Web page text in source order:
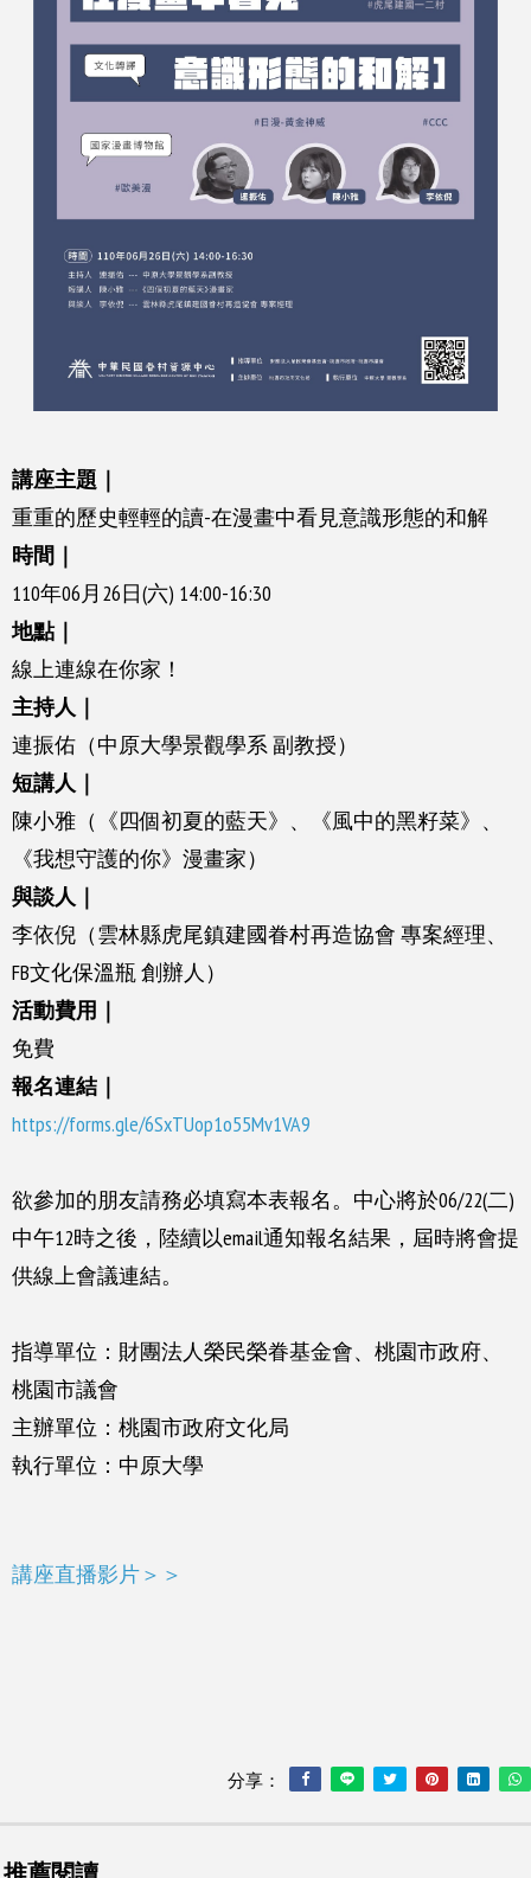
講座主題｜
重重的歷史輕輕的讀-在漫畫中看見意識形態的和解
時間｜
110年06月26日(六) 14:00-16:30
地點｜
線上連線在你家！
主持人｜
連振佑（中原大學景觀學系 副教授）
短講人｜
陳小雅（《四個初夏的藍天》、《風中的黑籽菜》、
《我想守護的你》漫畫家）
與談人｜
李依倪（雲林縣虎尾鎮建國眷村再造協會 專案經理、
FB文化保溫瓶 創辦人）
活動費用｜
免費
報名連結｜
https://forms.gle/6SxTUop1o55Mv1VA9
欲參加的朋友請務必填寫本表報名。中心將於06/22(二)
中午12時之後，陸續以email通知報名結果，屆時將會提
供線上會議連結。
指導單位：財團法人榮民榮眷基金會、桃園市政府、
桃園市議會
主辦單位：桃園市政府文化局
執行單位：中原大學
講座直播影片＞＞
分享：